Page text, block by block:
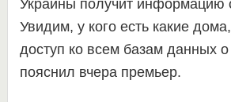
Украины получит информацию
Увидим, у кого есть какие
доступ ко всем базам данных
пояснил вчера премьер.